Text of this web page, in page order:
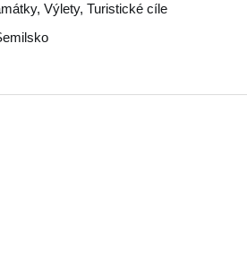
Výlety, Turistické cíle